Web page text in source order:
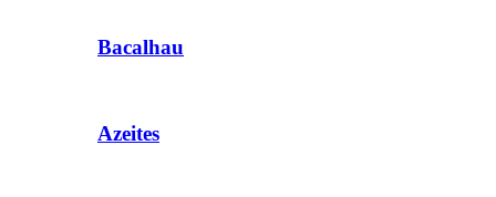
Bacalhau
Azeites